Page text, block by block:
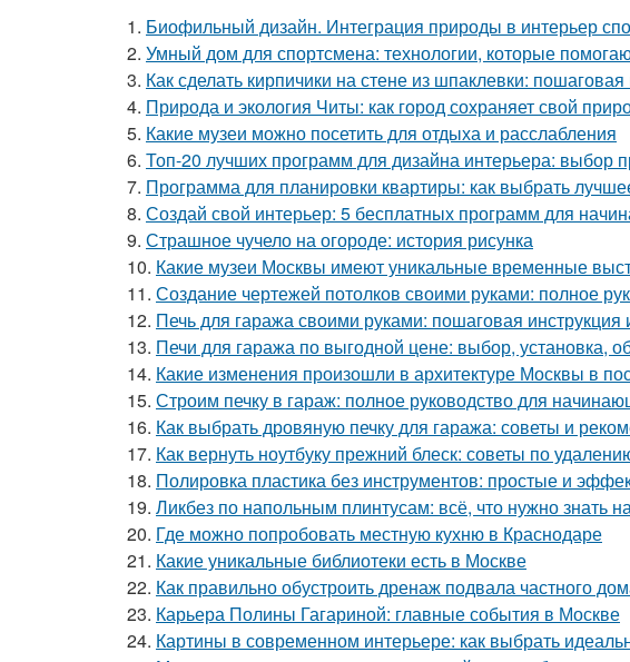
1. Биофильный дизайн. Интеграция природы в интерьер
2. Умный дом для спортсмена: технологии, которые
3. Как сделать кирпичики на стене из шпаклевки: пошаговая
4. Природа и экология Читы: как город сохраняет свой
5. Какие музеи можно посетить для отдыха и расслабления
6. Топ-20 лучших программ для дизайна интерьера: выбор
7. Программа для планировки квартиры: как выбрать
8. Создай свой интерьер: 5 бесплатных программ для
9. Страшное чучело на огороде: история рисунка
10. Какие музеи Москвы имеют уникальные временные
11. Создание чертежей потолков своими руками: полное
12. Печь для гаража своими руками: пошаговая
13. Печи для гаража по выгодной цене: выбор, установка,
14. Какие изменения произошли в архитектуре Москвы в
15. Строим печку в гараж: полное руководство для
16. Как выбрать дровяную печку для гаража: советы и
17. Как вернуть ноутбуку прежний блеск: советы по
18. Полировка пластика без инструментов: простые и
19. Ликбез по напольным плинтусам: всё, что нужно знать
20. Где можно попробовать местную кухню в Краснодаре
21. Какие уникальные библиотеки есть в Москве
22. Как правильно обустроить дренаж подвала частного
23. Карьера Полины Гагариной: главные события в Москве
24. Картины в современном интерьере: как выбрать